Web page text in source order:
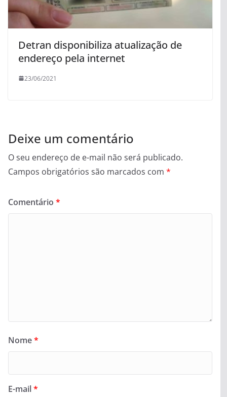
Detran disponibiliza atualização de
endereço pela internet
23/06/2021
Deixe um comentário
O seu endereço de e-mail não será publicado.
Campos obrigatórios são marcados com *
Comentário *
Nome*
E-mail*